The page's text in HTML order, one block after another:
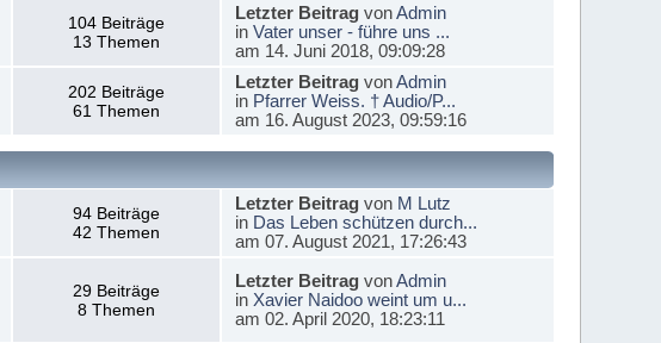
104 Beiträge
13 Themen
Letzter BeitragvonAdmin
in Vater unser - führe uns ...
am 14. Juni 2018, 09:09:28
202 Beiträge
61 Themen
Letzter BeitragvonAdmin
in Pfarrer Weiss. † Audio/P...
am 16. August 2023, 09:59:16
94 Beiträge
42 Themen
Letzter Beitragvon M Lutz
in Das Leben schützen durch...
am 07. August 2021, 17:26:43
29 Beiträge
8 Themen
Letzter BeitragvonAdmin
in Xavier Naidoo weint um u...
am 02. April 2020, 18:23:11